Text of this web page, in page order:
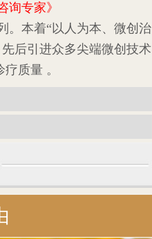
询专家》
本着“以人为本、微创治
后引进众多尖端微创技术
质量 。